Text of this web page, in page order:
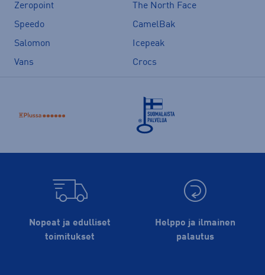
Zeropoint
The North Face
Speedo
CamelBak
Salomon
Icepeak
Vans
Crocs
Nopeat ja edulliset
toimitukset
Helppo ja ilmainen
palautus